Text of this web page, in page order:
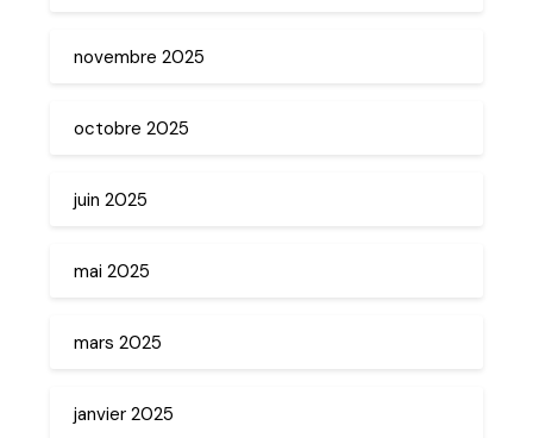
novembre 2025
octobre 2025
juin 2025
mai 2025
mars 2025
janvier 2025